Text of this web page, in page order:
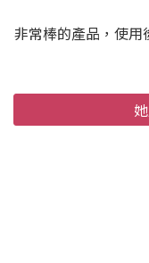
非常棒的產品，使